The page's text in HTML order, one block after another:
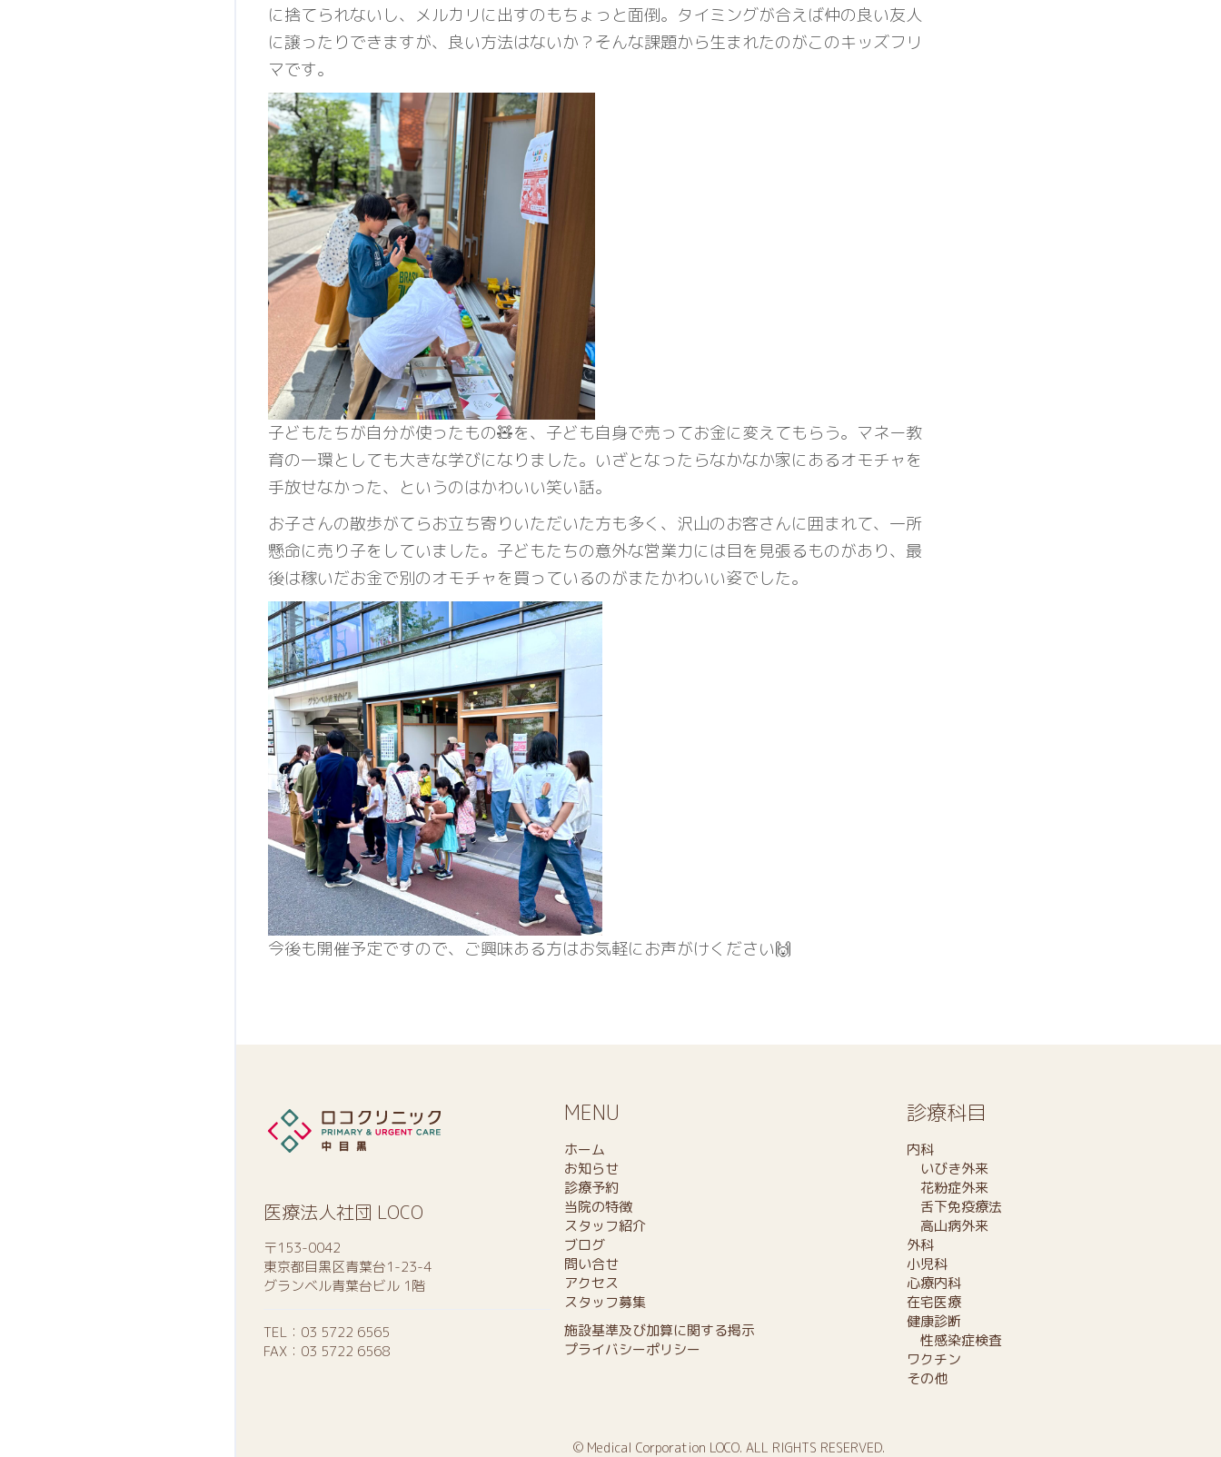
に捨てられないし、メルカリに出すのもちょっと面倒。タイミングが合えば仲の良い友人
に譲ったりできますが、良い方法はないか？そんな課題から生まれたのがこのキッズフリ
マです。
子どもたちが自分が使ったもの🧸を、子ども自身で売ってお金に変えてもらう。マネー教
育の一環としても大きな学びになりました。いざとなったらなかなか家にあるオモチャを
手放せなかった、というのはかわいい笑い話。
お子さんの散歩がてらお立ち寄りいただいた方も多く、沢山のお客さんに囲まれて、一所
懸命に売り子をしていました。子どもたちの意外な営業力には目を見張るものがあり、最
後は稼いだお金で別のオモチャを買っているのがまたかわいい姿でした。
今後も開催予定ですので、ご興味ある方はお気軽にお声がけください🙌
医療法人社団 LOCO
〒153-0042
東京都目黒区青葉台1-23-4
グランベル青葉台ビル 1階
TEL： 03 5722 6565
FAX：03 5722 6568
MENU
ホーム
お知らせ
診療予約
当院の特徴
スタッフ紹介
ブログ
問い合せ
アクセス
スタッフ募集
施設基準及び加算に関する掲示
プライバシーポリシー
診療科目
内科
いびき外来
花粉症外来
舌下免疫療法
高山病外来
外科
小児科
心療内科
在宅医療
健康診断
性感染症検査
ワクチン
その他
© Medical Corporation LOCO. ALL RIGHTS RESERVED.